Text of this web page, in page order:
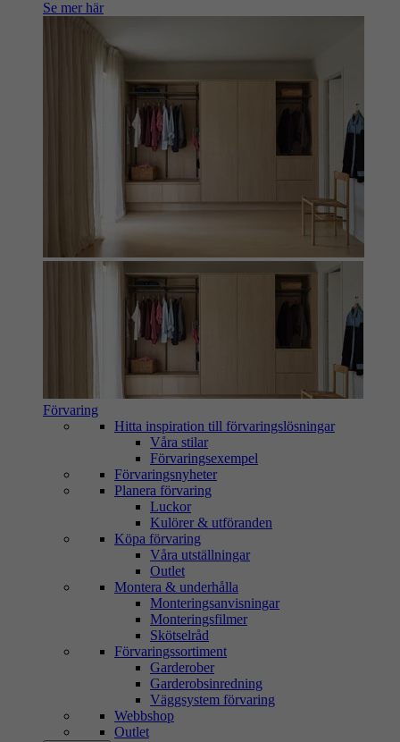
Se mer här
Förvaring
Hitta inspiration till förvaringslösningar
Våra stilar
Förvaringsexempel
Förvaringsnyheter
Planera förvaring
Luckor
Kulörer & utföranden
Köpa förvaring
Våra utställningar
Outlet
Montera & underhålla
Monteringsanvisningar
Monteringsfilmer
Skötselråd
Förvaringssortiment
Garderober
Garderobsinredning
Väggsystem förvaring
Webbshop
Outlet